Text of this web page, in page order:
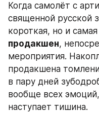
Когда самолёт с
священной русской
продакшен,
мероприятия.
продакшена
в пару дней
вообще всех
наступает тишина.